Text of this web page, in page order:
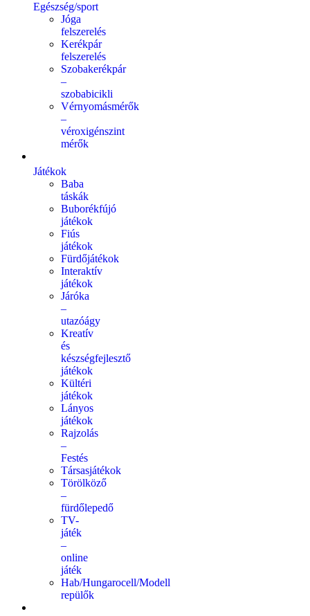
Egészség/sport
Jóga
felszerelés
Kerékpár
felszerelés
Szobakerékpár
–
szobabicikli
Vérnyomásmérők
–
véroxigénszint
mérők
Játékok
Baba
táskák
Buborékfújó
játékok
Fiús
játékok
Fürdőjátékok
Interaktív
játékok
Járóka
–
utazóágy
Kreatív
és
készségfejlesztő
játékok
Kültéri
játékok
Lányos
játékok
Rajzolás
–
Festés
Társasjátékok
Törölköző
–
fürdőlepedő
TV-
játék
–
online
játék
Hab/Hungarocell/Modell
repülők